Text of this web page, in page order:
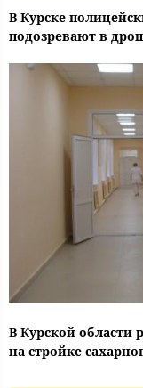
В Курске
подозревают в
В Курской области
на стройке